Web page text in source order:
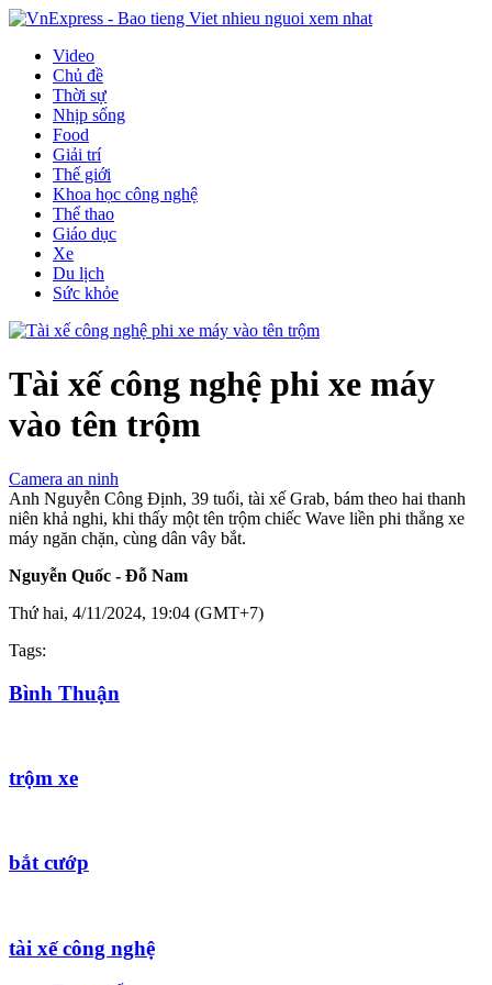
Video
Chủ đề
Thời sự
Nhịp sống
Food
Giải trí
Thế giới
Khoa học công nghệ
Thể thao
Giáo dục
Xe
Du lịch
Sức khỏe
Tài xế công nghệ phi xe máy
vào tên trộm
Camera an ninh
Anh Nguyễn Công Định, 39 tuổi, tài xế Grab, bám theo hai thanh
niên khả nghi, khi thấy một tên trộm chiếc Wave liền phi thẳng xe
máy ngăn chặn, cùng dân vây bắt.
Nguyễn Quốc - Đỗ Nam
Thứ hai, 4/11/2024, 19:04 (GMT+7)
Tags:
Bình Thuận
trộm xe
bắt cướp
tài xế công nghệ